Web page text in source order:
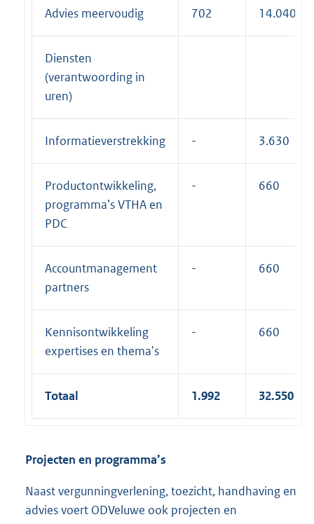
Advies meervoudig 702 14.040
Diensten
(verantwoording in
uren)
Informatieverstrekking - 3.630
Productontwikkeling,
programma’s VTHA en
PDC
- 660
Accountmanagement
partners
- 660
Kennisontwikkeling
expertises en thema's
- 660
Totaal 1.992 32.550
Projecten en programma’s
Naast vergunningverlening, toezicht, handhaving en
advies voert ODVeluwe ook projecten en